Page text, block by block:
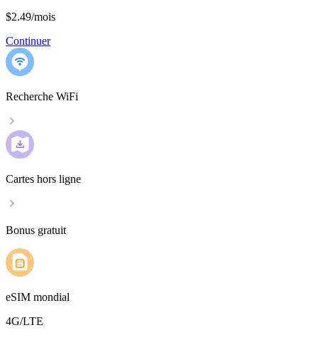
$2.49/mois
Continuer
Recherche WiFi
Cartes hors ligne
Bonus gratuit
eSIM mondial
4G/LTE